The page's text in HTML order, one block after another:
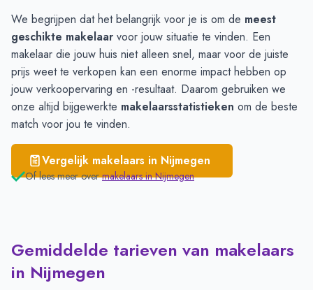
We begrijpen dat het belangrijk voor je is om de meest
geschikte makelaar voor jouw situatie te vinden. Een
makelaar die jouw huis niet alleen snel, maar voor de juiste
prijs weet te verkopen kan een enorme impact hebben op
jouw verkoopervaring en -resultaat. Daarom gebruiken we
onze altijd bijgewerkte makelaarsstatistieken om de beste
match voor jou te vinden.
Vergelijk makelaars in Nijmegen
Of lees meer over makelaars inNijmegen
Gemiddelde tarieven van makelaars
in Nijmegen